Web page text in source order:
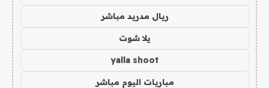
ريال مدريد مباشر
يلا شوت
yalla shoot
مباريات اليوم مباشر